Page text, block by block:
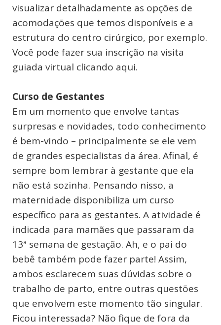
visualizar detalhadamente as opções de
acomodações que temos disponíveis e a
estrutura do centro cirúrgico, por exemplo.
Você pode fazer sua inscrição na visita
guiada virtual clicando aqui.
Curso de Gestantes
Em um momento que envolve tantas
surpresas e novidades, todo conhecimento
é bem-vindo – principalmente se ele vem
de grandes especialistas da área. Afinal, é
sempre bom lembrar à gestante que ela
não está sozinha. Pensando nisso, a
maternidade disponibiliza um curso
específico para as gestantes. A atividade é
indicada para mamães que passaram da
13ª semana de gestação. Ah, e o pai do
bebê também pode fazer parte! Assim,
ambos esclarecem suas dúvidas sobre o
trabalho de parto, entre outras questões
que envolvem este momento tão singular.
Ficou interessada? Não fique de fora da